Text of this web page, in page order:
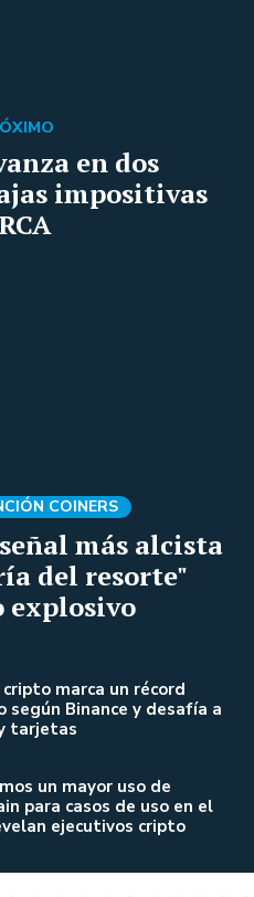
en dos
impositivas
más alcista
del resorte"
explosivo
COINERS
marca un récord
según Binance y desafía a
tarjetas
un mayor uso de
para casos de uso en el
ejecutivos cripto